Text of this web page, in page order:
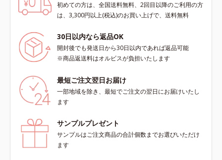
scholarにより国内化粧品業界にお
いて該当文献がないことを確認（ポ
初めての方は、全国送料無料、2回目以降のご利用の方
は、3,300円以上(税込)のお買い上げで、送料無料
30日以内なら返品OK
開封後でも発送日から30日以内であれば返品可能
※商品返送料はオルビスが負担いたします
最短ご注文翌日お届け
一部地域を除き、最短でご注文の翌日にお届けいたし
ます
サンプルプレゼント
サンプルはご注文商品の合計個数までお選びいただけ
ます